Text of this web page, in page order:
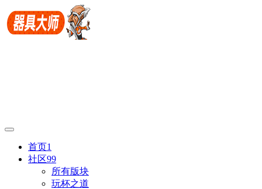
首页1
社区99
所有版块
玩杯之道